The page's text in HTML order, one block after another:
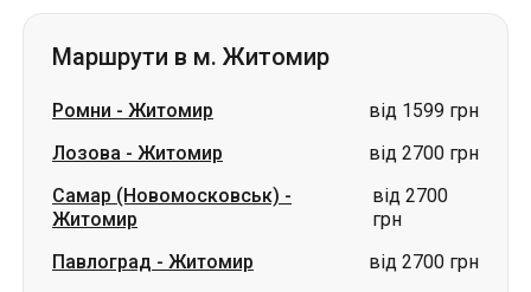
Маршрути в м. Житомир
Ромни - Житомир
від 1599 грн
Лозова - Житомир
від 2700 грн
Самар (Новомосковськ) -
Житомир
від 2700
грн
Павлоград - Житомир
від 2700 грн